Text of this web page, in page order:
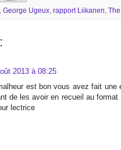
, George Ugeux, rapport Liikanen,
2013 à 08:25
est bon vous avez fait une
de les avoir en recueil au
lectrice